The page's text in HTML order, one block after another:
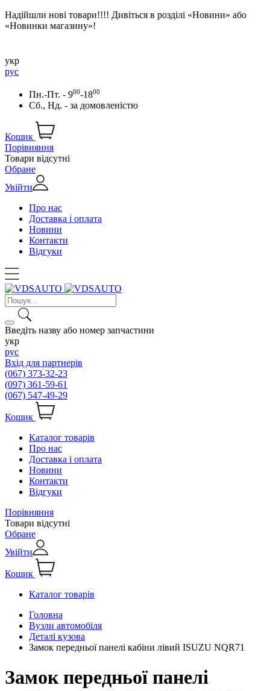
Надійшли нові товари!!!! Дивіться в розділі «Новини» або
«Новинки магазину»!
укр
рус
Пн.-Пт. - 900-1800
Сб., Нд. - за домовленістю
Кошик
Порівняння
Товари відсутні
Обране
Увійти
Про нас
Доставка і оплата
Новини
Контакти
Відгуки
Введіть назву або номер запчастини
укр
рус
Вхід для партнерів
(067) 373-32-23
(097) 361-59-61
(067) 547-49-29
Кошик
Каталог товарів
Про нас
Доставка і оплата
Новини
Контакти
Відгуки
Порівняння
Товари відсутні
Обране
Увійти
Кошик
Каталог товарів
Головна
Вузли автомобіля
Деталі кузова
Замок передньої панелі кабіни лівий ISUZU NQR71
Замок передньої панелі